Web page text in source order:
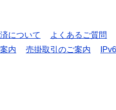
について
よくあるご質問
内 売掛取引のご案内